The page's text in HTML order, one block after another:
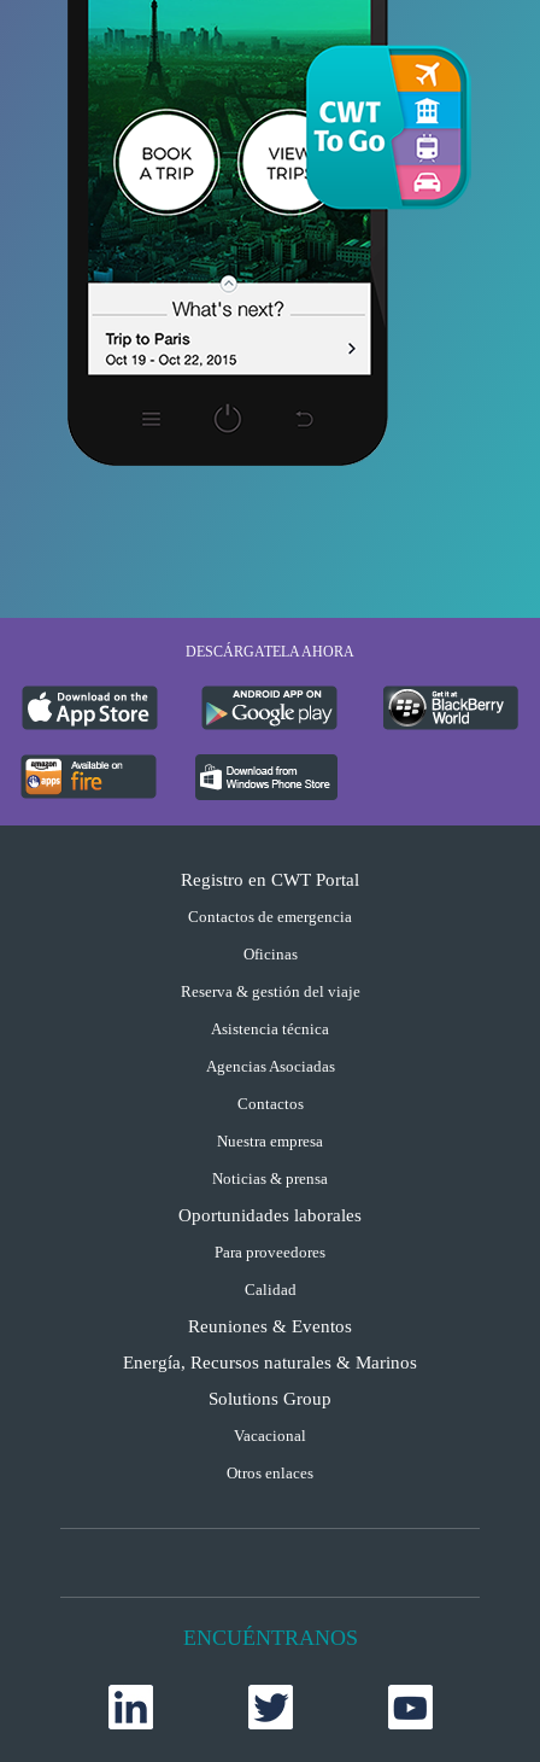
DESCÁRGATELA AHORA
Registro en CWT Portal
Contactos de emergencia
Oficinas
Reserva & gestión del viaje
Asistencia técnica
Agencias Asociadas
Contactos
Nuestra empresa
Noticias & prensa
Oportunidades laborales
Para proveedores
Calidad
Reuniones & Eventos
Energía, Recursos naturales & Marinos
Solutions Group
Vacacional
Otros enlaces
ENCUÉNTRANOS